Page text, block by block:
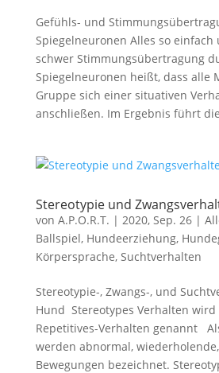
Gefühls- und
Spiegelneuronen Alles so einfach
schwer Stimmungsübertragung
Spiegelneuronen heißt, dass alle
Gruppe sich einer situativen
anschließen. Im Ergebnis führt
Stereotypie und
von A.P.O.R.T. | 2020, Sep. 26|
Ballspiel, Hundeerziehung,
Körpersprache, Suchtverhalten
Stereotypie-, Zwangs-, und
Hund Stereotypes Verhalten
Repetitives-Verhalten genannt
werden abnormal,
Bewegungen bezeichnet.